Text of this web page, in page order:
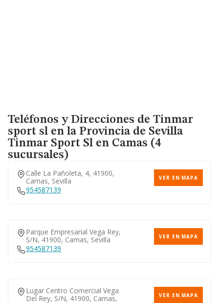
Teléfonos y Direcciones de Tinmar
sport sl en la Provincia de Sevilla
Tinmar Sport Sl en Camas (4
sucursales)
Calle La Pañoleta, 4, 41900,
Camas, Sevilla
VER EN MAPA
954587139
Parque Empresarial Vega Rey,
S/n, 41900, Camas, Sevilla
VER EN MAPA
954587139
Lugar Centro Comercial Vega
Del Rey, S/n, 41900, Camas,
VER EN MAPA